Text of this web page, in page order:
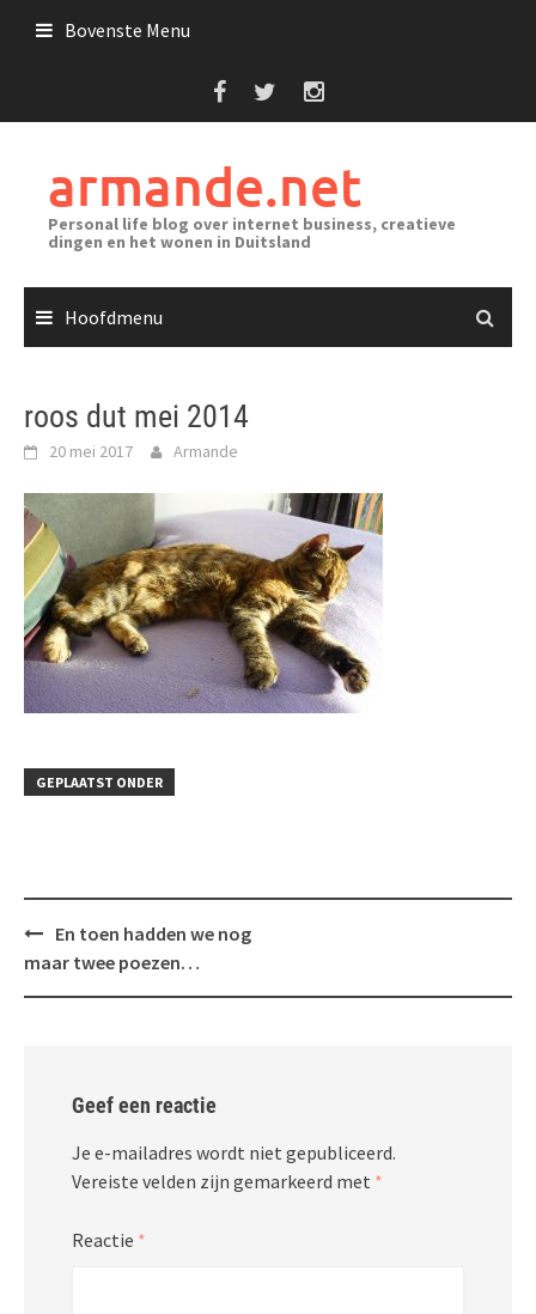
Bovenste Menu
armande.net
Personal life blog over internet business, creatieve
dingen en het wonen in Duitsland
Hoofdmenu
roos dut mei 2014
20 mei 2017 Armande
GEPLAATST ONDER
Bericht
navigatie
En toen hadden we nog
maar twee poezen…
Geef een reactie
Je e-mailadres wordt niet gepubliceerd.
Vereiste velden zijn gemarkeerd met *
Reactie *